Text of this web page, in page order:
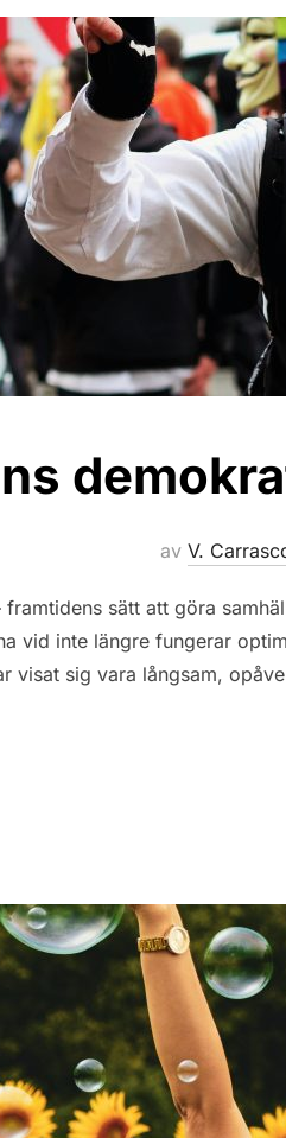
av V.
framtidens sätt att göra
vid inte längre fungerar
visat sig vara långsam,